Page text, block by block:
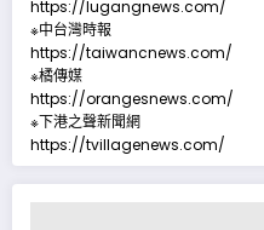
https://lugangnews.com/
※中台灣時報
https://taiwancnews.com/
※橘傳媒
https://orangesnews.com/
※下港之聲新聞網
https://tvillagenews.com/